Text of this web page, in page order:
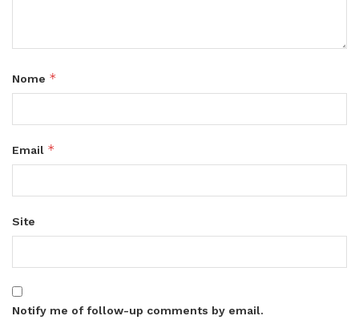
Nome *
Email *
Site
Notify me of follow-up comments by email.